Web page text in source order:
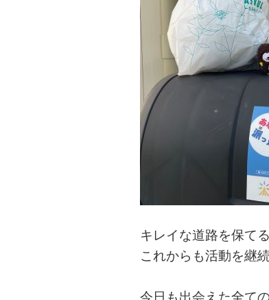
キレイな道路を保て
これからも活動を継
今日も出会えた全て